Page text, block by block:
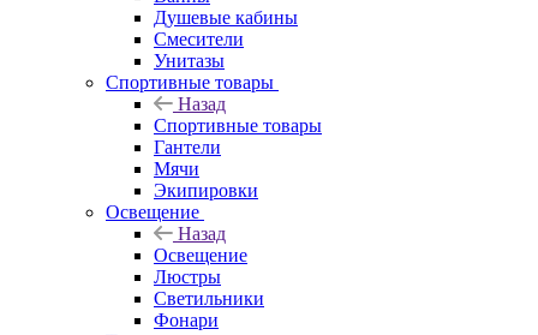
Душевые кабины
Смесители
Унитазы
Спортивные товары
Назад
Спортивные товары
Гантели
Мячи
Экипировки
Освещение
Назад
Освещение
Люстры
Светильники
Фонари